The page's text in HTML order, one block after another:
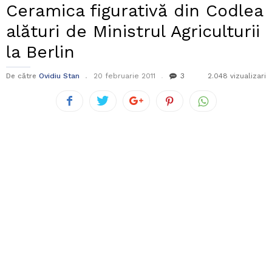
Ceramica figurativă din Codlea
alături de Ministrul Agriculturii
la Berlin
De către Ovidiu Stan 20 februarie 2011 3 2.048 vizualizari